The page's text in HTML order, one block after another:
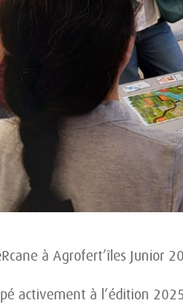
à Agrofert’îles Junior
activement à l’édition